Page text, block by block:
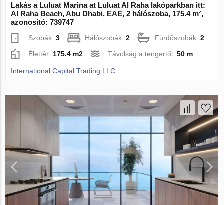
Lakás a Luluat Marina at Luluat Al Raha lakóparkban itt:
Al Raha Beach, Abu Dhabi, EAE, 2 hálószoba, 175.4 m²,
azonosító: 739747
Szobák:3 Hálószobák:2 Fürdőszobák:2
Élettér: 175.4 m2 Távolság a tengertől:50 m
International Capital Trading LLC